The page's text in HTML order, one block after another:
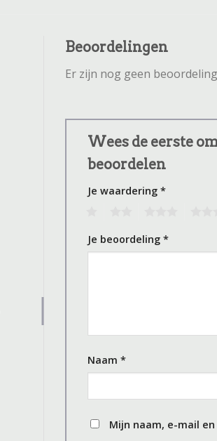
Beoordelingen
Er zijn nog geen
Wees de eerste
beoordelen
Je waardering *
Je beoordeling *
Naam *
Mijn naam, e-mail